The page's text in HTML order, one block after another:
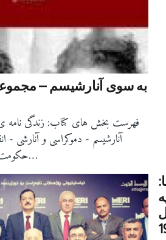
به سوی آنارشیسم –
فهرست بخش های کتاب: زندگی نامه ی
آنارشیسم - دموکراسی و آنارشی
حکومت خوب - مبارزه طبقاتی یا…